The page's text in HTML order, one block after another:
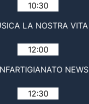
10:30
LA NOSTRA VITA
12:00
NEWS
12:30